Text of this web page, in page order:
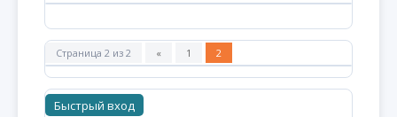
Страница 2 из 2 « 1 2